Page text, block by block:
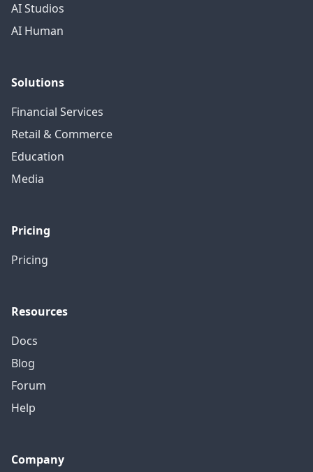
AI Studios
AI Human
Solutions
Financial Services
Retail & Commerce
Education
Media
Pricing
Pricing
Resources
Docs
Blog
Forum
Help
Company